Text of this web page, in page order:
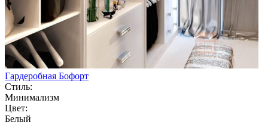
Гардеробная Бофорт
Стиль:
Минимализм
Цвет:
Белый